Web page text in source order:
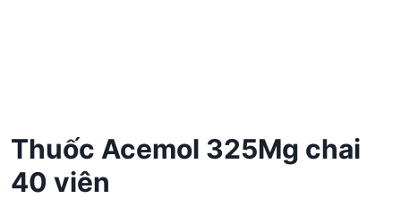
Thuốc Acemol 325Mg chai
40 viên